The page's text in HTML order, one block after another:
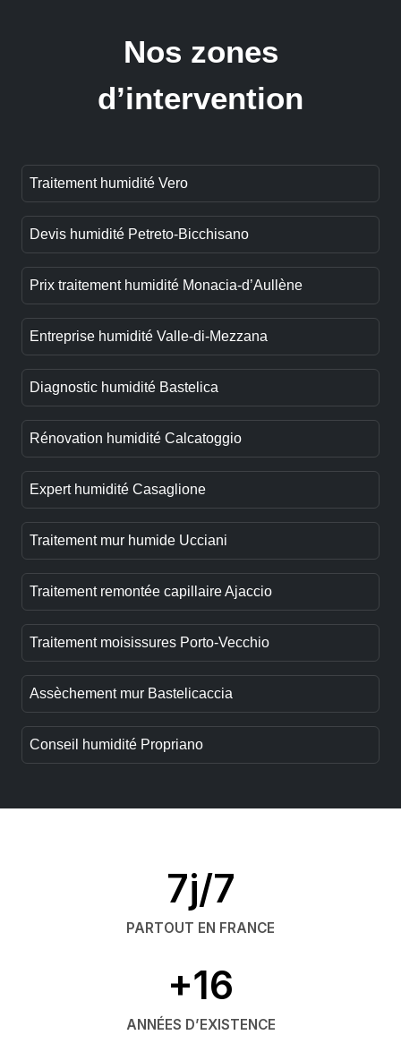
Nos zones
d’intervention
Traitement humidité Vero
Devis humidité Petreto-Bicchisano
Prix traitement humidité Monacia-d’Aullène
Entreprise humidité Valle-di-Mezzana
Diagnostic humidité Bastelica
Rénovation humidité Calcatoggio
Expert humidité Casaglione
Traitement mur humide Ucciani
Traitement remontée capillaire Ajaccio
Traitement moisissures Porto-Vecchio
Assèchement mur Bastelicaccia
Conseil humidité Propriano
7j/7
PARTOUT EN FRANCE
+16
ANNÉES D’EXISTENCE